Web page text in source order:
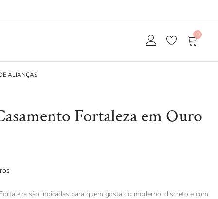
0
ALIANÇAS
Fortaleza em Ouro
são indicadas para quem gosta do moderno, discreto e com